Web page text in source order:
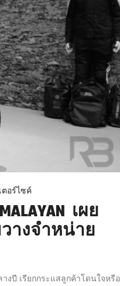
ตอร์ไซค์
เผย
างจำหน่าย
งปี เรียกกระแสลูกค้าโดนใจหรือ